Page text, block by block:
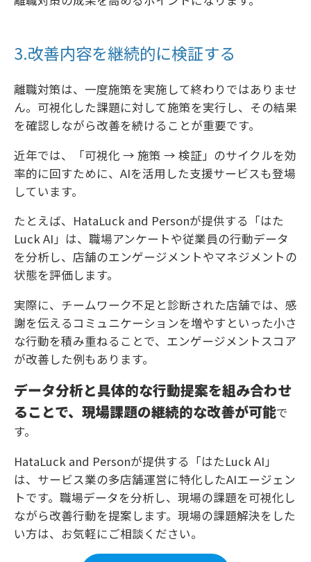
3.改善内容を継続的に検証する
離職対策は、一度施策を実施して終わりではありませ
ん。可視化した課題に対して施策を実行し、その結果
を確認しながら改善を続けることが重要です。
近年では、「可視化 → 施策 → 検証」のサイクルを効
率的に回すために、AIを活用した支援サービスも登場
しています。
たとえば、HataLuck and Personが提供する「はた
Luck AI」は、職場アンケートや従業員の行動データ
を分析し、店舗のエンゲージメントやマネジメントの
状態を評価します。
実際に、チームワーク不足と診断された店舗では、感
謝を伝えるコミュニケーションを増やすといった小さ
な行動を積み重ねることで、エンゲージメントスコア
が改善した例もあります。
データ分析と具体的な行動提案を組み合わせ
ることで、現場課題の継続的な改善が可能で
す。
HataLuck and Personが提供する「はたLuck AI」
は、サービス業の多店舗運営に特化したAIエージェン
トです。職場データを分析し、現場の課題を可視化し
ながら改善行動を提案します。現場の課題解決をした
い方は、お気軽にご相談ください。